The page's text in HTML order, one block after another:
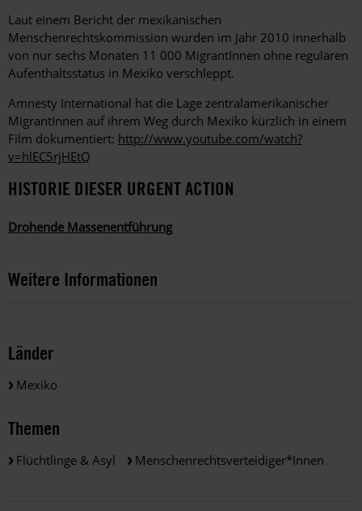
Laut einem Bericht der mexikanischen
Menschenrechtskommission wurden im Jahr 2010 innerhalb
von nur sechs Monaten 11 000 MigrantInnen ohne regulären
Aufenthaltsstatus in Mexiko verschleppt.
Amnesty International hat die Lage zentralamerikanischer
MigrantInnen auf ihrem Weg durch Mexiko kürzlich in einem
Film dokumentiert: http://www.youtube.com/watch?
v=hlEC5rjHEtQ
HISTORIE DIESER URGENT ACTION
Drohende Massenentführung
Weitere Informationen
Länder
Mexiko
Themen
Flüchtlinge & Asyl Menschenrechtsverteidiger*innen